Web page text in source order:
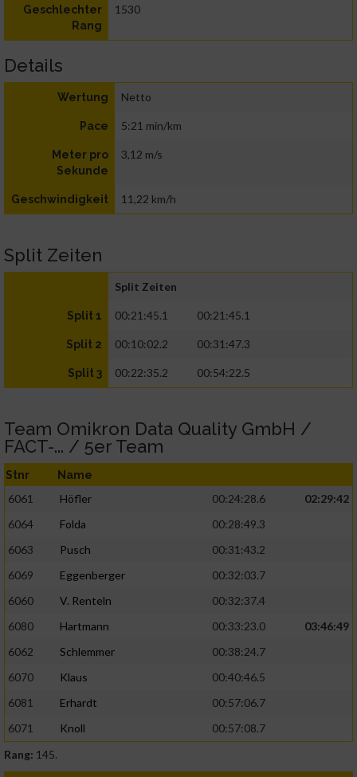
Geschlechter
Rang
1530
Details
Wertung Netto
Pace 5:21 min/km
Meter pro
Sekunde
3,12 m/s
Geschwindigkeit 11,22 km/h
Split Zeiten
Split Zeiten
Split 1 00:21:45.1 00:21:45.1
Split 2 00:10:02.2 00:31:47.3
Split 3 00:22:35.2 00:54:22.5
Team Omikron Data Quality GmbH /
FACT-... / 5er Team
Stnr Name
6061 Höfler 00:24:28.6
02:29:42
6064
Folda
00:28:49.3
6063
Pusch
00:31:43.2
6069
Eggenberger
00:32:03.7
6060
V. Renteln
00:32:37.4
6080
Hartmann 00:33:23.0
03:46:49
6062
Schlemmer
00:38:24.7
6070
Klaus
00:40:46.5
6081
Erhardt
00:57:06.7
6071
Knoll
00:57:08.7
Rang: 145.